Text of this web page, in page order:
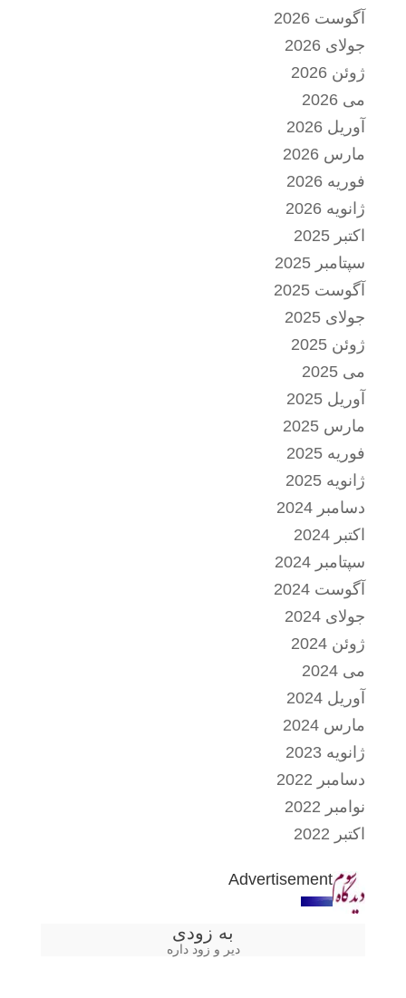
آگوست 2026
جولای 2026
ژوئن 2026
می 2026
آوریل 2026
مارس 2026
فوریه 2026
ژانویه 2026
اکتبر 2025
سپتامبر 2025
آگوست 2025
جولای 2025
ژوئن 2025
می 2025
آوریل 2025
مارس 2025
فوریه 2025
ژانویه 2025
دسامبر 2024
اکتبر 2024
سپتامبر 2024
آگوست 2024
جولای 2024
ژوئن 2024
می 2024
آوریل 2024
مارس 2024
ژانویه 2023
دسامبر 2022
نوامبر 2022
اکتبر 2022
Advertisement
به زودی
دیر و زود داره